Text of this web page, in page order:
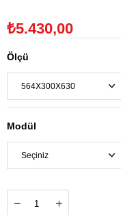
₺5.430,00
Ölçü
Modül